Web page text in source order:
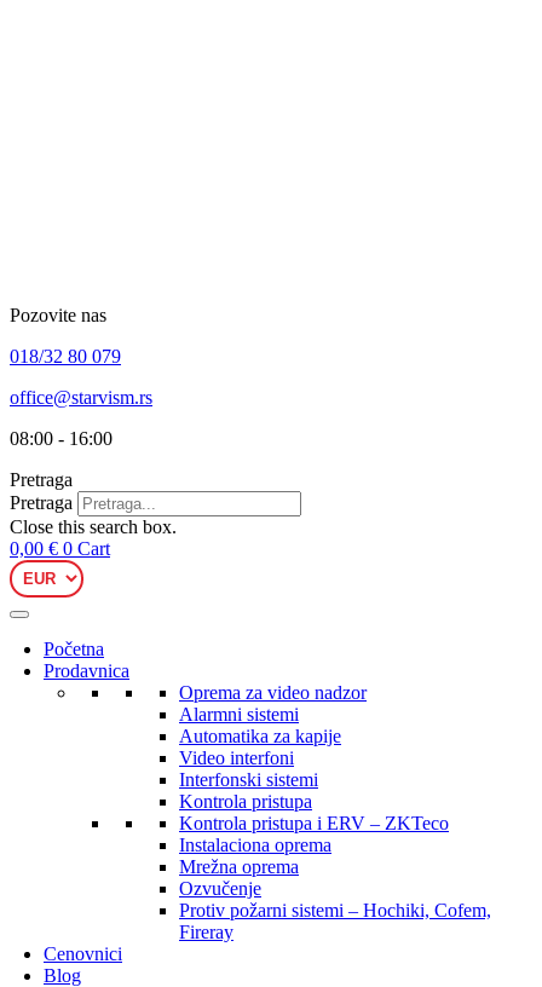
Pozovite nas
018/32 80 079
office@starvism.rs
08:00 - 16:00
Pretraga
Pretraga
Close this search box.
0,00 € 0 Cart
Početna
Prodavnica
Oprema za video nadzor
Alarmni sistemi
Automatika za kapije
Video interfoni
Interfonski sistemi
Kontrola pristupa
Kontrola pristupa i ERV – ZKTeco
Instalaciona oprema
Mrežna oprema
Ozvučenje
Protiv požarni sistemi – Hochiki, Cofem,
Fireray
Cenovnici
Blog